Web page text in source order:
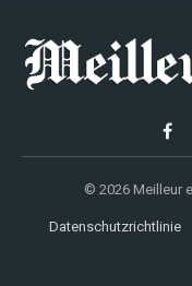
© 2026 Meilleur
Datenschutzrichtlinie